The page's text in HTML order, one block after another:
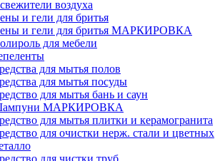
воздуха
и гели для бритья
и гели для бритья МАРКИРОВКА
для мебели
для мытья полов
для мытья посуды
для мытья бань и саун
МАРКИРОВКА
для мытья плитки и керамогранита
для очистки нерж. стали и цветных
для чистки труб